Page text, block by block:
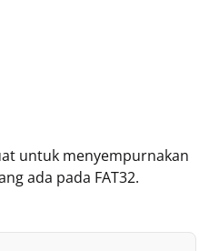
untuk menyempurnakan
ada pada FAT32.